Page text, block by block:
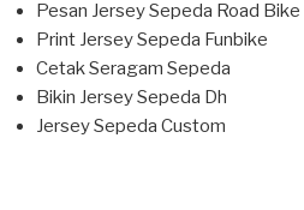
Pesan Jersey Sepeda Road Bike
Print Jersey Sepeda Funbike
Cetak Seragam Sepeda
Bikin Jersey Sepeda Dh
Jersey Sepeda Custom